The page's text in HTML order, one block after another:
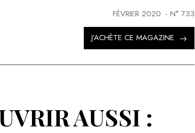
FÉVRIER 2020 - N° 733
J’ACHÈTE CE MAGAZINE
AUSSI :